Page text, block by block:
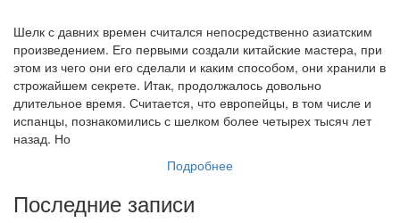
Шелк с давних времен считался непосредственно азиатским
произведением. Его первыми создали китайские мастера, при
этом из чего они его сделали и каким способом, они хранили в
строжайшем секрете. Итак, продолжалось довольно
длительное время. Считается, что европейцы, в том числе и
испанцы, познакомились с шелком более четырех тысяч лет
назад. Но
Подробнее
Последние записи